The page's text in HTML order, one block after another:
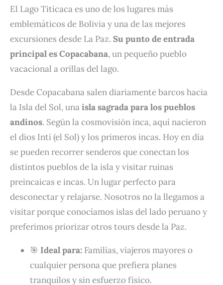
El Lago Titicaca es uno de los lugares más
emblemáticos de Bolivia y una de las mejores
excursiones desde La Paz. Su punto de entrada
principal es Copacabana, un pequeño pueblo
vacacional a orillas del lago.
Desde Copacabana salen diariamente barcos hacia
la Isla del Sol, unaisla sagrada para los pueblos
andinos. Según la cosmovisión inca, aquí nacieron
el dios Inti (el Sol) y los primeros incas. Hoy en día
se pueden recorrer senderos que conectan los
distintos pueblos de la isla y visitar ruinas
preincaicas e incas. Un lugar perfecto para
desconectar y relajarse. Nosotros no la llegamos a
visitar porque conocíamos islas del lado peruano y
preferimos priorizar otros tours desde la Paz.
🎯 Ideal para: Familias, viajeros mayores o
cualquier persona que prefiera planes
tranquilos y sin esfuerzo físico.